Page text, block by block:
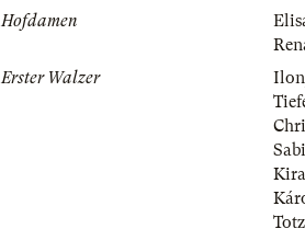
Hofdamen
Erster Walzer